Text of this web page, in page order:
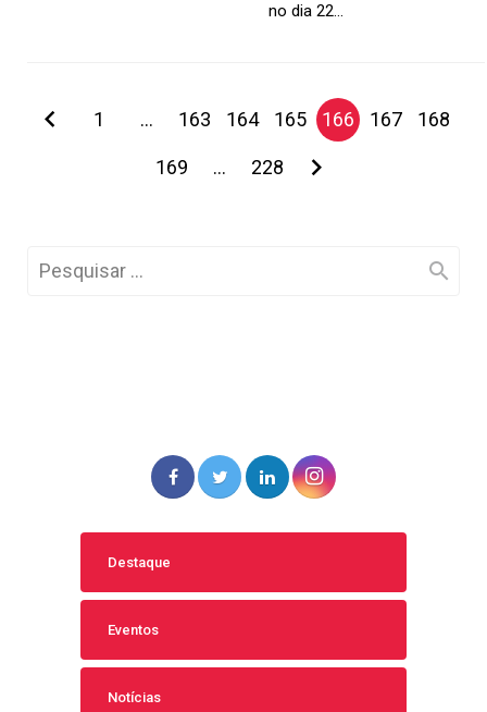
no dia 22…
1 … 163 164 165 166 167 168
169 … 228
Destaque
Eventos
Notícias